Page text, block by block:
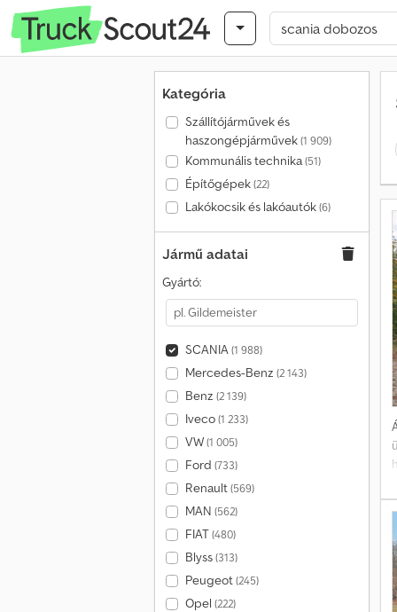
Kategória
Szállítójárművek és
haszongépjárművek(1 909)
Kommunális technika(51)
Építőgépek(22)
Lakókocsik és lakóautók(6)
Jármű adatai
Gyártó:
SCANIA(1 988)
Mercedes-Benz (2 143)
Benz (2 139)
Iveco(1 233)
VW(1 005)
Ford (733)
Renault(569)
MAN (562)
FIAT(480)
Blyss(313)
Peugeot(245)
Opel (222)